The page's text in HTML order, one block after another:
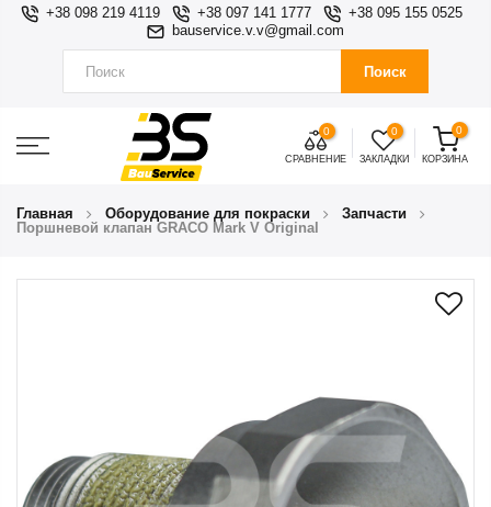
+38 098 219 4119 +38 097 141 1777
+38 095 155 0525
bauservice.v.v@gmail.com
Поиск
0
СРАВНЕНИЕ
0
ЗАКЛАДКИ
0
КОРЗИНА
Главная Оборудование для покраски
Запчасти
Поршневой клапан GRACO Mark V Original